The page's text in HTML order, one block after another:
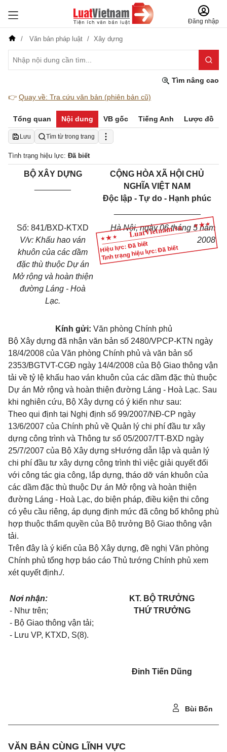
Đăng nhập
Văn bản pháp luật Xây dựng
Tìm nâng cao
👉 Quay về: Tra cứu văn bản (phiên bản cũ)
Tổng quan Nội dung VB gốc Tiếng Anh Lược đồ
Lưu Tìm từ trong trang
Tình trạng hiệu lực: Đã biết
Hiệu lực: Đã biết
Tình trạng hiệu lực: Đã biết
BỘ XÂY DỰNG
CỘNG HÒA XÃ HỘI CHỦ
NGHĨA VIỆT NAM
Độc lập - Tự do - Hạnh phúc
Số: 841/BXD-KTXD
V/v: Khấu hao ván
khuôn của các dầm
đặc thù thuộc Dự án
Mở rộng và hoàn thiện
đường Láng - Hoà
Lạc.
Hà Nội, ngày 06 tháng 5 năm
2008
Kính gửi: Văn phòng Chính phủ
Bộ Xây dựng đã nhận văn bản số 2480/VPCP-KTN ngày
18/4/2008 của Văn phòng Chính phủ và văn bản số
2353/BGTVT-CGĐ ngày 14/4/2008 của Bộ Giao thông vận
tải về tỷ lệ khấu hao ván khuôn của các dầm đặc thù thuộc
Dự án Mở rộng và hoàn thiện đường Láng - Hoà Lạc. Sau
khi nghiên cứu, Bộ Xây dựng có ý kiến như sau:
Theo qui định tại Nghị định số 99/2007/NĐ-CP ngày
13/6/2007 của Chính phủ về Quản lý chi phí đầu tư xây
dựng công trình và Thông tư số 05/2007/TT-BXD ngày
25/7/2007 của Bộ Xây dựng sHướng dẫn lập và quản lý
chi phí đầu tư xây dựng công trình thì việc giải quyết đối
với công tác gia công, lắp dựng, tháo dỡ ván khuôn của
các dầm đặc thù thuộc Dự án Mở rộng và hoàn thiện
đường Láng - Hoà Lạc, do biện pháp, điều kiện thi công
có yêu cầu riêng, áp dụng định mức đã công bố không phù
hợp thuộc thẩm quyền của Bộ trưởng Bộ Giao thông vận
tải.
Trên đây là ý kiến của Bộ Xây dựng, đề nghị Văn phòng
Chính phủ tổng hợp báo cáo Thủ tướng Chính phủ xem
xét quyết định./.
Nơi nhận:
- Như trên;
- Bộ Giao thông vận tải;
- Lưu VP, KTXD, S(8).
KT. BỘ TRƯỞNG
THỨ TRƯỞNG
Đinh Tiến Dũng
Bùi Bốn
VĂN BẢN CÙNG LĨNH VỰC